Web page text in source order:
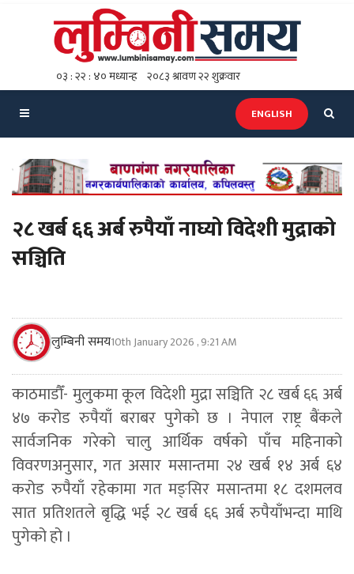
ENGLISH
२८ खर्ब ६६ अर्ब रुपैयाँ नाघ्यो विदेशी मुद्राको
सञ्चिति
लुम्बिनी समय10th January 2026 , 9:21 AM
काठमाडौँ- मुलुकमा कूल विदेशी मुद्रा सञ्चिति २८ खर्ब ६६ अर्ब
४७ करोड रुपैयाँ बराबर पुगेको छ । नेपाल राष्ट्र बैंकले
सार्वजनिक गरेको चालु आर्थिक वर्षको पाँच महिनाको
विवरणअनुसार, गत असार मसान्तमा २४ खर्ब १४ अर्ब ६४
करोड रुपैयाँ रहेकामा गत मङ्सिर मसान्तमा १८ दशमलव
सात प्रतिशतले बृद्धि भई २८ खर्ब ६६ अर्ब रुपैयाँभन्दा माथि
पुगेको हो ।